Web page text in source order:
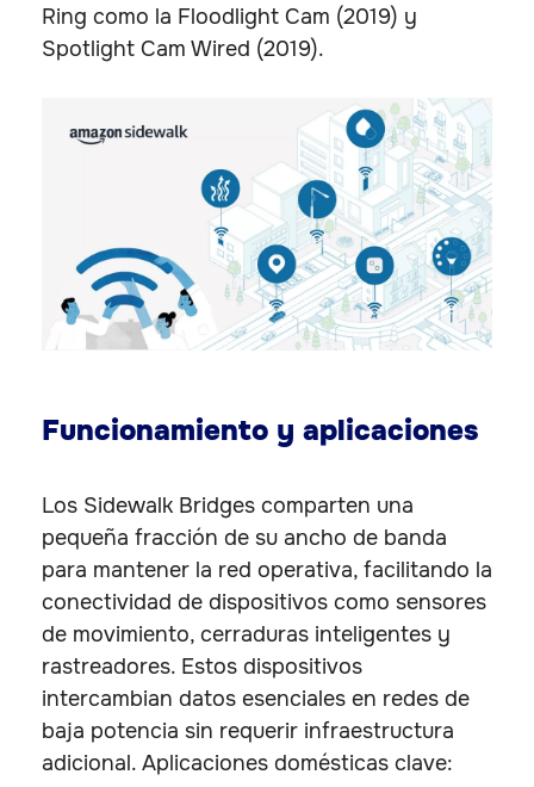
Ring como la Floodlight Cam (2019) y
Spotlight Cam Wired (2019).
Funcionamiento y aplicaciones
Los Sidewalk Bridges comparten una
pequeña fracción de su ancho de banda
para mantener la red operativa, facilitando la
conectividad de dispositivos como sensores
de movimiento, cerraduras inteligentes y
rastreadores. Estos dispositivos
intercambian datos esenciales en redes de
baja potencia sin requerir infraestructura
adicional. Aplicaciones domésticas clave: